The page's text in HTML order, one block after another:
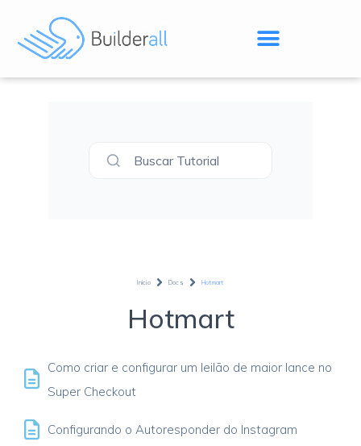
Buscar Tutorial
Inicio Docs Hotmart
Hotmart
Como criar e configurar um leilão de maior lance no
Super Checkout
Configurando o Autoresponder do Instagram